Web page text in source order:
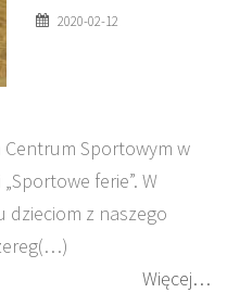
2020-02-12
Centrum Sportowym w
ferie”. W
dzieciom z naszego
Więcej…